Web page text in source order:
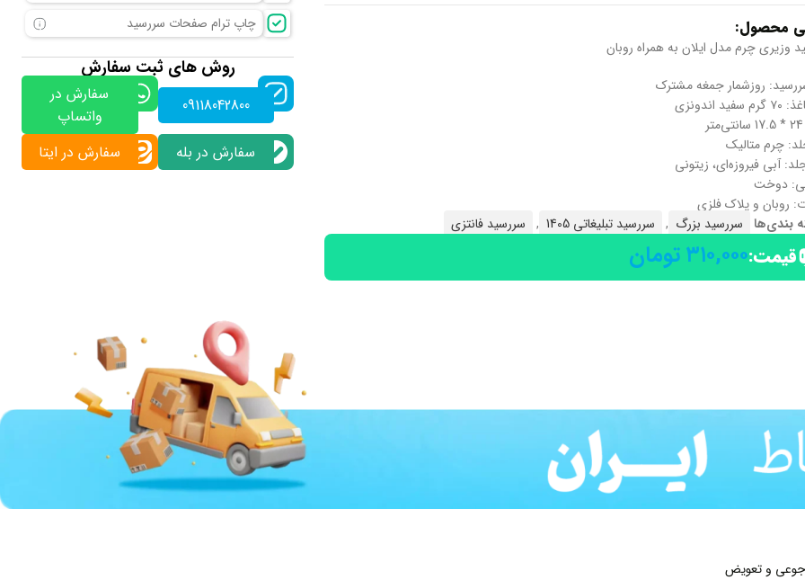
محصول:
وزیری چرم مدل ایلان به همراه روبان
روزشمار جمغه مشترک
اندونزی
چرم متالیک
آبی فیروزه‌ای، زیتونی
دوخت
روبان و پلاک فلزی
بندی‌ها
سررسید بزرگ , سررسید تبلیغاتی 1405 , سررسید فانتزی
قیمت:۳۱۰,۰۰۰تومان
چاپ ترام صفحات سررسید
روش های ثبت سفارش
09118042800
سفارش در
واتساپ
سفارش در بله
سفارش در ایتا
و تعویض